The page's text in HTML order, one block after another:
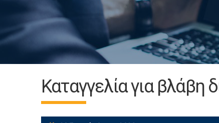
Καταγγελία για βλάβη